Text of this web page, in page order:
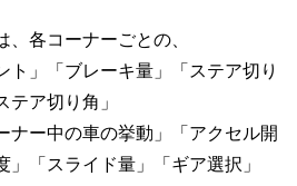
各コーナーごとの、
」「ブレーキ量」「ステア切り
ア切り角」
ー中の車の挙動」「アクセル開
「スライド量」「ギア選択」